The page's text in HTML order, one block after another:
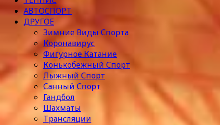
АВТОСПОРТ
ДРУГОЕ
Зимние Виды Спорта
Коронавирус
Фигурное Катание
Конькобежный Спорт
Лыжный Спорт
Санный Спорт
Гандбол
Шахматы
Трансляции